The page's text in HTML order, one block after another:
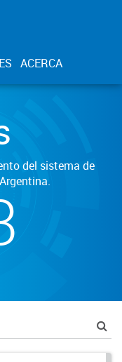
ACERCA
del sistema de